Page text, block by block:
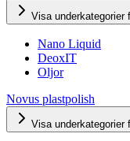
Visa underkategorier
Nano Liquid
DeoxIT
Oljor
Novus plastpolish
Visa underkategorier